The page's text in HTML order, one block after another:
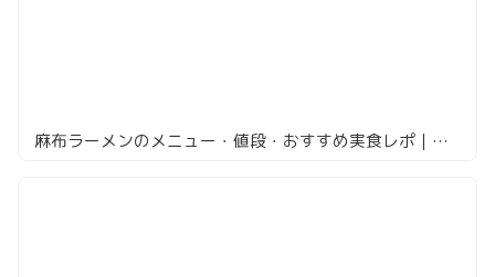
麻布ラーメンのメニュー・値段・おすすめ実食レポ｜深夜に効くチェーンの実力